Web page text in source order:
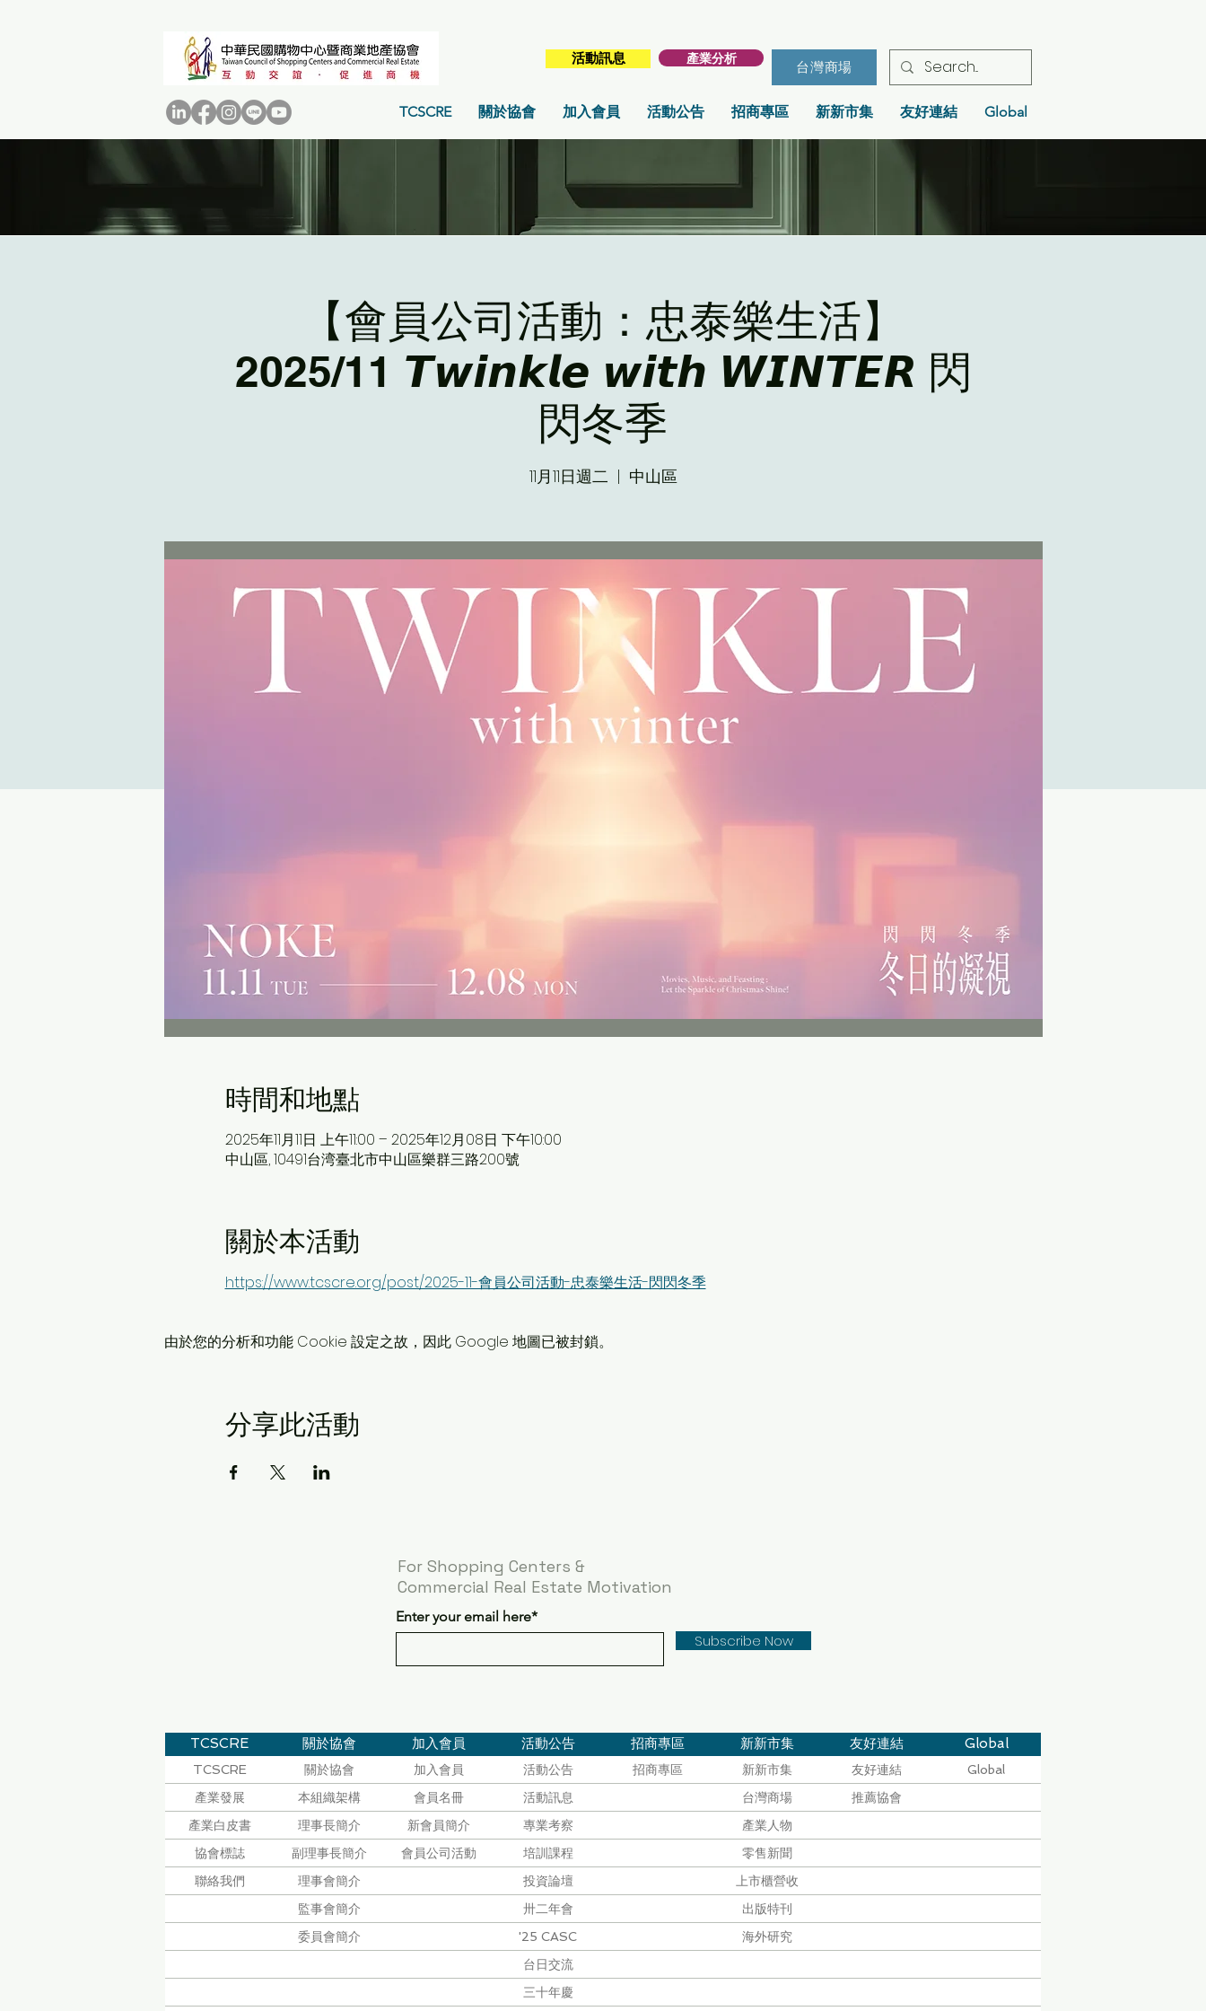
活動訊息 產業分析
台灣商場
TCSCRE 關於協會 加入會員 活動公告 招商專區 新新市集 友好連結 Global
【會員公司活動：忠泰樂生活】
2025/11 𝙏𝙬𝙞𝙣𝙠𝙡𝙚 𝙬𝙞𝙩𝙝 𝙒𝙄𝙉𝙏𝙀𝙍 閃
閃冬季
11月11日週二
  |
中山區
時間和地點
2025年11月11日 上午11:00 – 2025年12月08日 下午10:00
中山區, 10491台湾臺北市中山區樂群三路200號
關於本活動
https://www.tcscre.org/post/2025-11-會員公司活動-忠泰樂生活-閃閃冬季
由於您的分析和功能 Cookie 設定之故，因此 Google 地圖已被封鎖。
分享此活動
For Shopping Centers &
Commercial Real Estate Motivation
Enter your email here*
Subscribe Now
TCSCRE 關於協會 加入會員 活動公告 招商專區 新新市集 友好連結 Global
TCSCRE 關於協會 加入會員 活動公告 招商專區 新新市集 友好連結
Global
產業發展
本組織架構 會員名冊 活動訊息 台灣商場
推薦協會
產業白皮書
理事長簡介 新會員簡介 專業考察
產業人物
協會標誌
副理事長簡介 會員公司活動 培訓課程
零售新聞
聯絡我們
理事會簡介 投資論壇
上市櫃營收
監事會簡介
卅二年會
出版特刊
委員會簡介
'25 CASC
海外研究
台日交流
三十年慶